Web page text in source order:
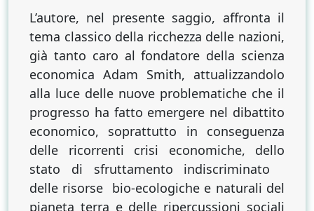
L’autore, nel presente saggio, affronta il
tema classico della ricchezza delle nazioni,
già tanto caro al fondatore della scienza
economica Adam Smith, attualizzandolo
alla luce delle nuove problematiche che il
progresso ha fatto emergere nel dibattito
economico, soprattutto in conseguenza
delle ricorrenti crisi economiche, dello
stato di sfruttamento indiscriminato
delle risorse bio-ecologiche e naturali del
pianeta terra e delle ripercussioni sociali